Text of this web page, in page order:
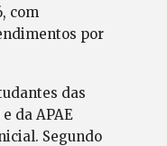
com
por
das
da APAE
Segundo